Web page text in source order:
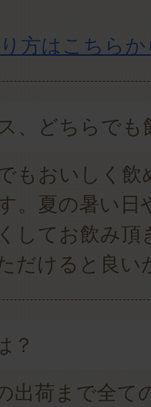
方はこちらか
、どちらでも
もおいしく飲
。夏の暑い日
してお飲み頂
だけると良い
？
出荷まで全て